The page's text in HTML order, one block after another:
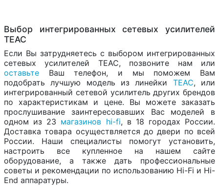
Выбор интегрированных сетевых усилителей
TEAC
Если Вы затрудняетесь с выбором интегрированных
сетевых усилителей TEAC, позвоните нам или
оставьте Ваш телефон, и мы поможем Вам
подобрать лучшую модель из линейки TEAC, или
интегрированный сетевой усилитель других брендов
по характеристикам и цене. Вы можете заказать
прослушивание заинтересовавших Вас моделей в
одном из 23 магазинов hi-fi, в 18 городах России.
Доставка товара осуществляется до двери по всей
России. Наши специалисты помогут установить,
настроить все купленное на нашем сайте
оборудование, а также дать профессиональные
советы и рекомендации по использованию Hi-Fi и Hi-
End аппаратуры.